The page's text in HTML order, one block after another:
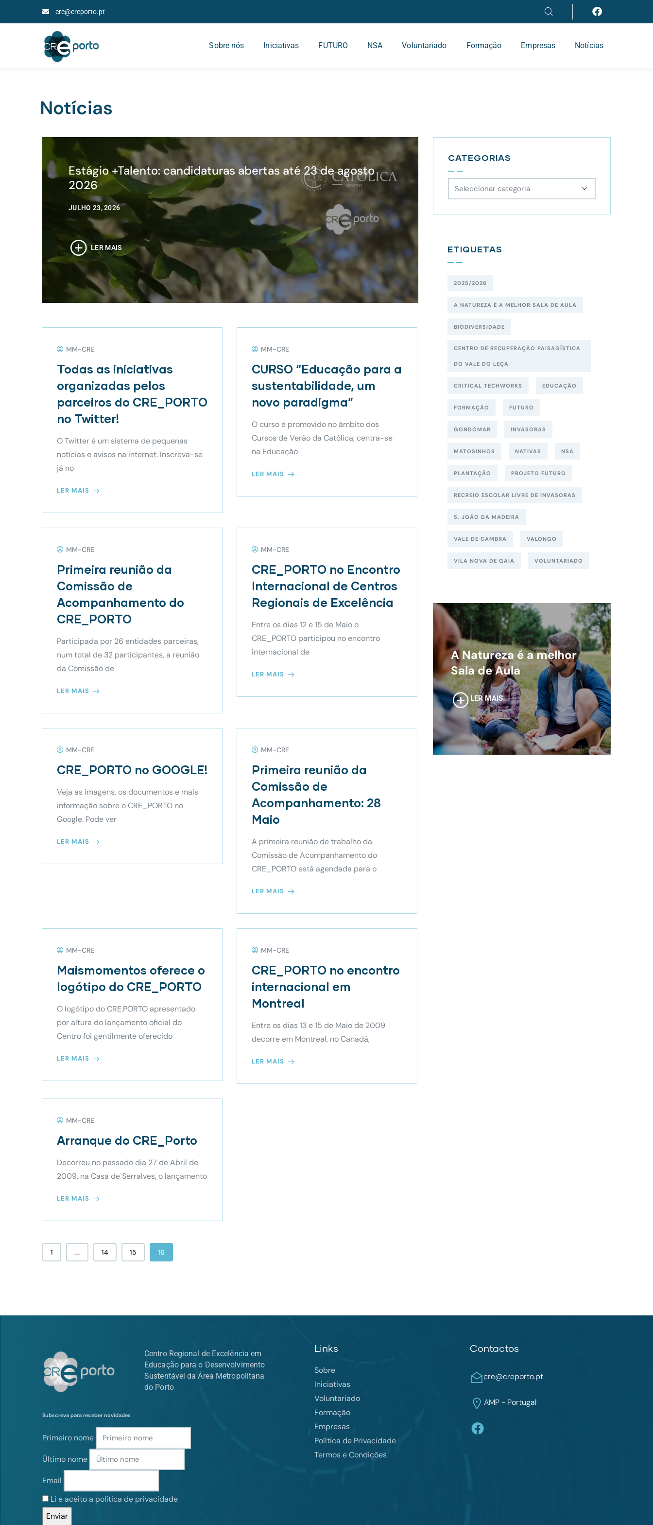
cre@creporto.pt
Sobre nós Iniciativas FUTURO NSA Voluntariado Formação Empresas Notícias
Notícias
Estágio +Talento: candidaturas abertas até 23 de agosto
2026
JULHO 23, 2026
LER MAIS
MM-CRE
Todas as iniciativas
organizadas pelos
parceiros do CRE_PORTO
no Twitter!
O Twitter é um sistema de pequenas
notícias e avisos na internet. Inscreva-se
já no
LER MAIS
MM-CRE
CURSO “Educação para a
sustentabilidade, um
novo paradigma”
O curso é promovido no âmbito dos
Cursos de Verão da Católica, centra-se
na Educação
LER MAIS
MM-CRE
Primeira reunião da
Comissão de
Acompanhamento do
CRE_PORTO
Participada por 26 entidades parceiras,
num total de 32 participantes, a reunião
da Comissão de
LER MAIS
MM-CRE
CRE_PORTO no Encontro
Internacional de Centros
Regionais de Excelência
Entre os dias 12 e 15 de Maio o
CRE_PORTO participou no encontro
internacional de
LER MAIS
MM-CRE
CRE_PORTO no GOOGLE!
Veja as imagens, os documentos e mais
informação sobre o CRE_PORTO no
Google. Pode ver
LER MAIS
MM-CRE
Primeira reunião da
Comissão de
Acompanhamento: 28
Maio
A primeira reunião de trabalho da
Comissão de Acompanhamento do
CRE_PORTO está agendada para o
LER MAIS
MM-CRE
Maismomentos oferece o
logótipo do CRE_PORTO
O logótipo do CRE.PORTO apresentado
por altura do lançamento oficial do
Centro foi gentilmente oferecido
LER MAIS
MM-CRE
CRE_PORTO no encontro
internacional em
Montreal
Entre os dias 13 e 15 de Maio de 2009
decorre em Montreal, no Canadá,
LER MAIS
MM-CRE
Arranque do CRE_Porto
Decorreu no passado dia 27 de Abril de
2009, na Casa de Serralves, o lançamento
LER MAIS
1 ... 14 15 16
CATEGORIAS
ETIQUETAS
2025/2026
A NATUREZA É A MELHOR SALA DE AULA
BIODIVERSIDADE
CENTRO DE RECUPERAÇÃO PAISAGÍSTICA
DO VALE DO LEÇA
CRITICAL TECHWORKS EDUCAÇÃO
FORMAÇÃO FUTURO
GONDOMAR INVASORAS
MATOSINHOS NATIVAS NSA
PLANTAÇÃO PROJETO FUTURO
RECREIO ESCOLAR LIVRE DE INVASORAS
S. JOÃO DA MADEIRA
VALE DE CAMBRA VALONGO
VILA NOVA DE GAIA VOLUNTARIADO
A Natureza é a melhor
Sala de Aula
LER MAIS
Centro Regional de Excelência em
Educação para o Desenvolvimento
Sustentável da Área Metropolitana
do Porto
Subscreva para receber novidades
Primeiro nome
Último nome
Email
Li e aceito a política de privacidade
Links
Sobre
Iniciativas
Voluntariado
Formação
Empresas
Política de Privacidade
Termos e Condições
Contactos
cre@creporto.pt
AMP - Portugal